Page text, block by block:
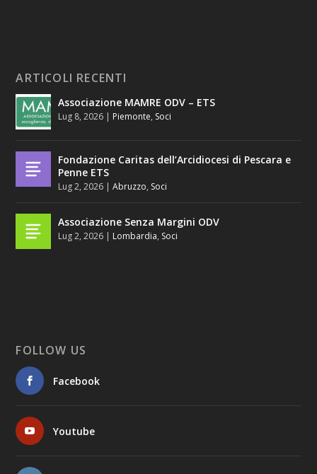
ARTICOLI RECENTI
Associazione MAMRE ODV – ETS
Lug 8, 2026 | Piemonte, Soci
Fondazione Caritas dell’Arcidiocesi di Pescara e
Penne ETS
Lug 2, 2026 |Abruzzo, Soci
Associazione Senza Margini ODV
Lug 2, 2026 | Lombardia, Soci
FOLLOW US
Facebook
Youtube